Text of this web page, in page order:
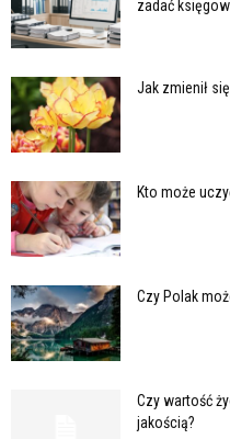
zadać
Jak zmienił
Kto może
Czy Polak
Czy wartość
jakością?